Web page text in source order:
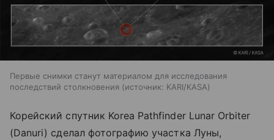
Первые снимки станут материалом для исследования
последствий столкновения
источник: KARI/KASA
Корейский спутник Korea Pathfinder Lunar Orbiter
(Danuri) сделал фотографию участка Луны,